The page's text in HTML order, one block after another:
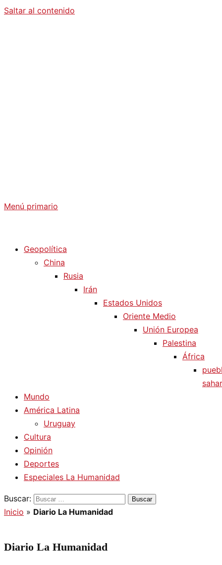
Saltar al contenido
Menú primario
Geopolítica
China
Rusia
Irán
Estados Unidos
Oriente Medio
Unión Europea
Palestina
África
Mundo
América Latina
Uruguay
Cultura
Opinión
Deportes
Especiales La Humanidad
Buscar:
Inicio » Diario La Humanidad
Diario La Humanidad